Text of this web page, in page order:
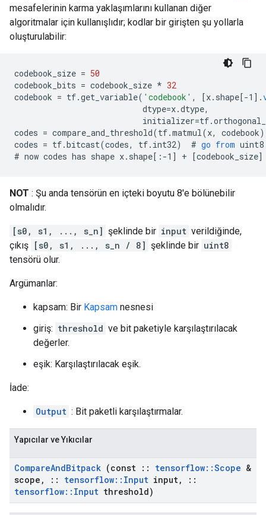
mesafelerinin karma yaklaşımlarını kullanan diğer
algoritmalar için kullanışlıdır; kodlar bir girişten şu yollarla
oluşturulabilir:
codebook_size = 50
codebook_bits = codebook_size * 32
codebook = tf.get_variable( 'codebook' , [x.shape[-1 ] .
dtype=x.dtype,
initializer=tf.
codes = compare_and_threshold(tf.matmul(x, codebook
codes = tf.bitcast(codes, tf. int32)
  #
go from uint8
# now codes has shape x. shape[ :-1 ] + [codebook_size]
NOT : Şu anda tensörün en içteki boyutu 8'e bölünebilir
olmalıdır.
[s0, s1, ..., s_n] şeklinde bir input verildiğinde,
çıkış [s0, s1, ..., s_n / 8] şeklinde bir uint8
tensörü olur.
Argümanlar:
kapsam: Bir Kapsam nesnesi
giriş: threshold ve bit paketiyle karşılaştırılacak
değerler.
eşik: Karşılaştırılacak eşik.
İade:
Output : Bit paketli karşılaştırmalar.
Yapıcılar ve Yıkıcılar
CompareAndBitpack (const :: tensorflow::Scope &
scope , :: tensorflow:: Input input,
::
tensorflow:: Input threshold)